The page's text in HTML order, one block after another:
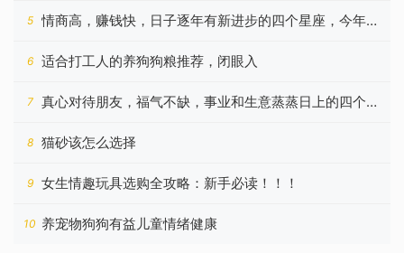
5
情商高，赚钱快，日子逐年有新进步的四个星座，今年更
好
6 适合打工人的养狗狗粮推荐，闭眼入
7
真心对待朋友，福气不缺，事业和生意蒸蒸日上的四个星
8 猫砂该怎么选择
9 女生情趣玩具选购全攻略：新手必读！！！
10 养宠物狗狗有益儿童情绪健康